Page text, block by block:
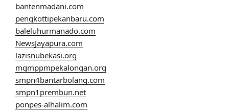
bantenmadani.com
pengkottipekanbaru.com
baleluhurmanado.com
NewsJayapura.com
lazisnubekasi.org
mgmppmpekalongan.org
smpn4bantarbolang.com
smpn1prembun.net
ponpes-alhalim.com